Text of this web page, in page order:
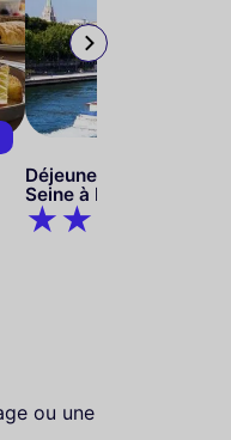
Déjeuner-Croisière
Seine à bord du Tosca
ou une